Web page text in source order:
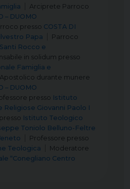
Arciprete Parroco
– DUOMO
presso COSTA DI
Papa
Parroco
Santi Rocco e
in solidum presso
Famiglia e
durante munere
– DUOMO
presso Istituto
Religiose Giovanni Paolo I
presso Istituto Teologico
Toniolo Belluno-Feltre
Professore presso
Teologica
Moderatore
“Conegliano Centro